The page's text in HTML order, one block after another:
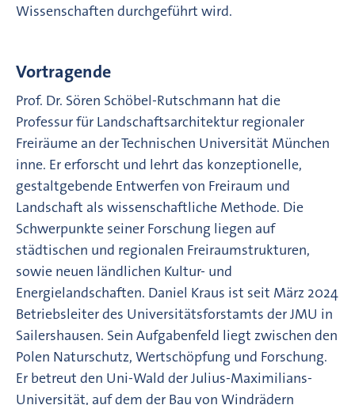
Wissenschaften durchgeführt wird.
Vortragende
Prof. Dr. Sören Schöbel-Rutschmann hat die
Professur für Landschaftsarchitektur regionaler
Freiräume an der Technischen Universität München
inne. Er erforscht und lehrt das konzeptionelle,
gestaltgebende Entwerfen von Freiraum und
Landschaft als wissenschaftliche Methode. Die
Schwerpunkte seiner Forschung liegen auf
städtischen und regionalen Freiraumstrukturen,
sowie neuen ländlichen Kultur- und
Energielandschaften. Daniel Kraus ist seit März 2024
Betriebsleiter des Universitätsforstamts der JMU in
Sailershausen. Sein Aufgabenfeld liegt zwischen den
Polen Naturschutz, Wertschöpfung und Forschung.
Er betreut den Uni-Wald der Julius-Maximilians-
Universität, auf dem der Bau von Windrädern